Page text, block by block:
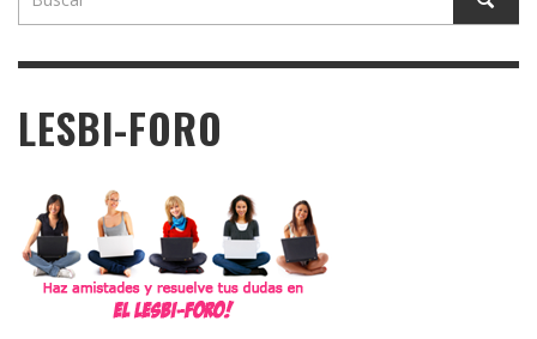
LESBI-FORO